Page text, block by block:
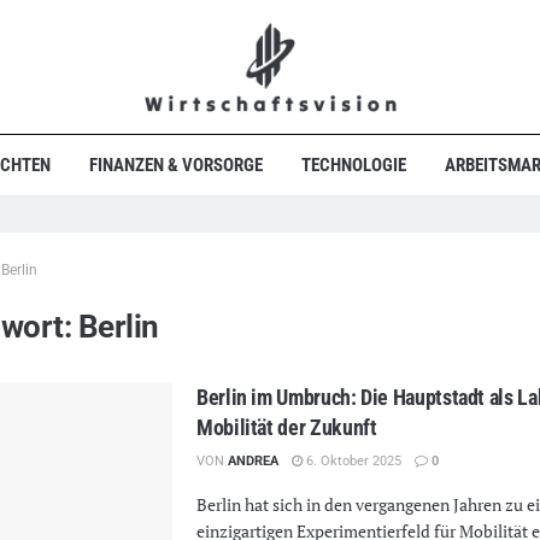
FINANZEN & VORSORGE TECHNOLOGIE
Berlin
Berlin
Berlin im Umbruch: Die Hauptstadt als
Mobilität der Zukunft
VON ANDREA 6. Oktober 2025 0
Berlin hat sich in den vergangenen Jahren zu
einzigartigen Experimentierfeld für Mobilität